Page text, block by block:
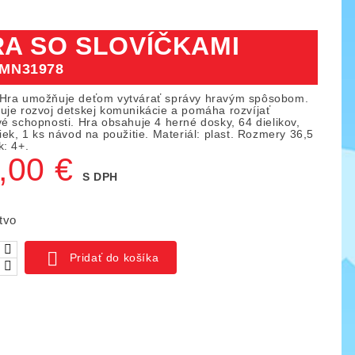
IO blocks, 1000 ks Piks náučný set 128 ks
SO SLOVÍČKAMI
MN31978
Hra umožňuje deťom vytvárať správy hravým spôsobom.
rozvoj detskej komunikácie a pomáha rozvíjať
schopnosti. Hra obsahuje 4 herné dosky, 64 dielikov,
1 ks návod na použitie. Materiál: plast. Rozmery 36,5
4+.
€ S DPH
 Pridať do košíka